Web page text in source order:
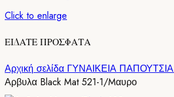
Click to enlarge
ΕΙΔΑΤΕ ΠΡΟΣΦΑΤΑ
Αρχική σελίδα ΓΥΝΑΙΚΕΙΑ ΠΑΠΟΥΤΣΙΑ
Αρβυλα Black Mat 521-1/Mαυρο